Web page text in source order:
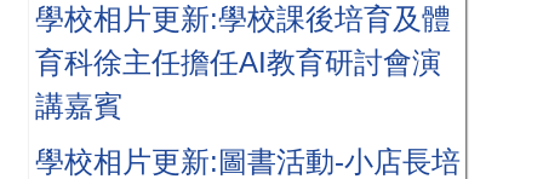
學校相片更新:學校課後培育及體
育科徐主任擔任AI教育研討會演
講嘉賓
學校相片更新:圖書活動-小店長培